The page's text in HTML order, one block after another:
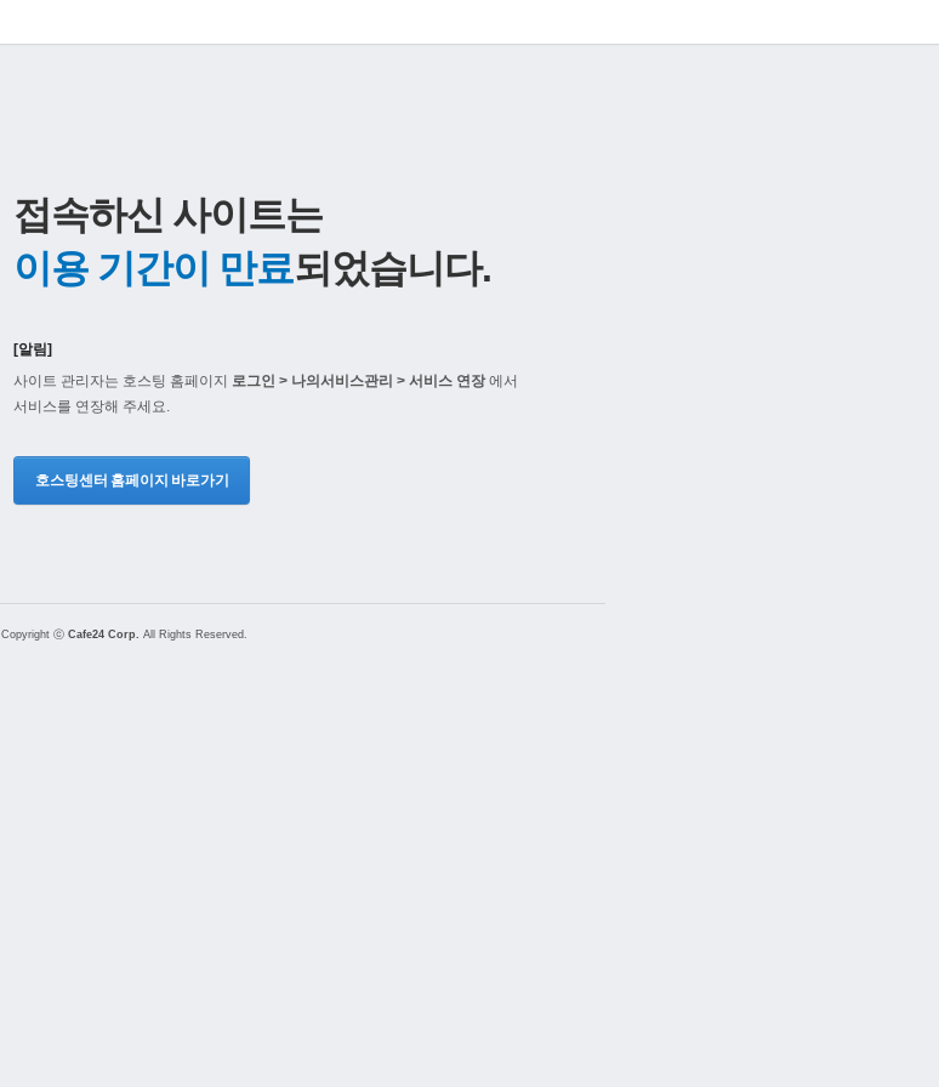
접속하신 사이트는
이용 기간이 만료되었습니다.
[알림]
사이트 관리자는 호스팅 홈페이지 로그인 > 나의서비스관리 > 서비스 연장에서
서비스를 연장해 주세요.
호스팅센터 홈페이지 바로가기
Copyright ⓒ Cafe24 Corp. All Rights Reserved.